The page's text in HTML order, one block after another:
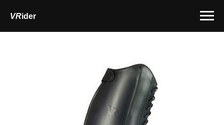
VRider